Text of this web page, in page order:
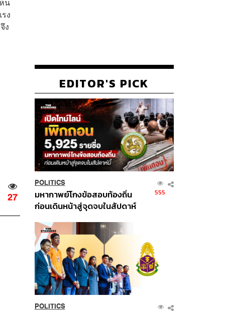
น
ง
ง
27
EDITOR'S PICK
POLITICS
มหากาพย์โกงข้อสอบท้องถิ่น
ก่อนเดินหน้าสู่จุดจบในสัปดาห์
555
POLITICS